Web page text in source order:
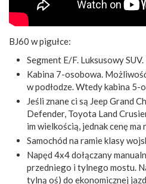
BJ60 w pigułce:
Segment E/F. Luksusowy
Kabina 7-osobowa.
w podłodze. Wtedy kabina 5-
Jeśli znane ci są Jeep Grand
Defender, Toyota Land
im wielkością, jednak cenę ma
Samochód na ramie klasy
Napęd 4x4 dołączany
przedniego i tylnego mostu.
tylną oś) do ekonomicznej